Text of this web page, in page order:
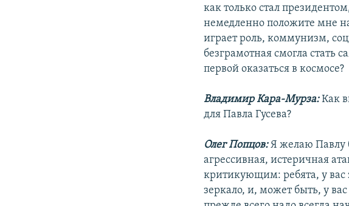
как только стал
немедленно положите мне на
играет роль, коммунизм,
безграмотная смогла стать
первой оказаться в космосе?
Владимир Кара-Мурза:Как
для Павла Гусева?
Олег Попцов:Я желаю Павлу
агрессивная, истеричная
критикующим: ребята, у вас
зеркало, и, может быть, у